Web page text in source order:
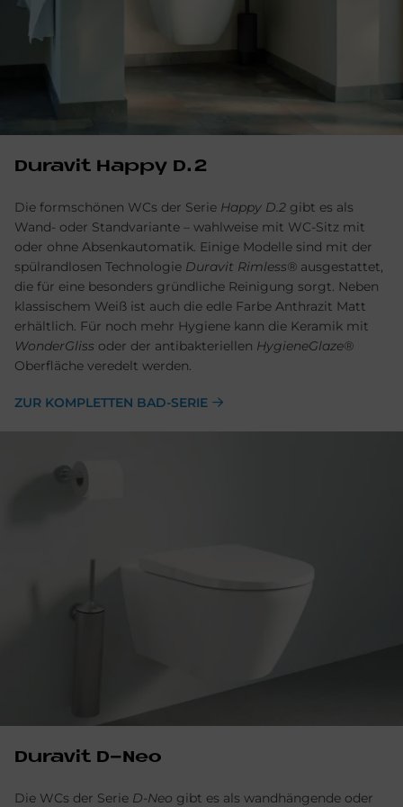
Du­ra­vit Hap­py D.2
Die formschönen WCs der Serie Happy D.2 gibt es als
Wand- oder Standvariante – wahlweise mit WC-Sitz mit
oder ohne Absenkautomatik. Einige Modelle sind mit der
spülrandlosen Technologie Duravit Rimless® ausgestattet,
die für eine besonders gründliche Reinigung sorgt. Neben
klassischem Weiß ist auch die edle Farbe Anthrazit Matt
erhältlich. Für noch mehr Hygiene kann die Keramik mit
WonderGliss oder der antibakteriellen HygieneGlaze®
Oberfläche veredelt werden.
ZUR KOMPLETTEN BAD-SERIE
Du­ra­vit D-Neo
Die WCs der Serie D-Neo gibt es als wandhängende oder